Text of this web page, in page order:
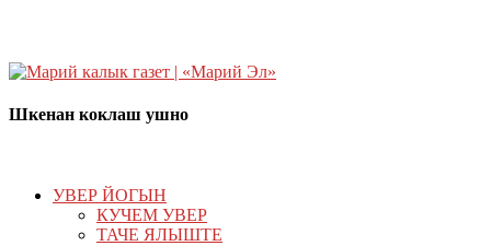
Шкенан коклаш ушно
УВЕР ЙОГЫН
КУЧЕМ УВЕР
ТАЧЕ ЯЛЫШТЕ